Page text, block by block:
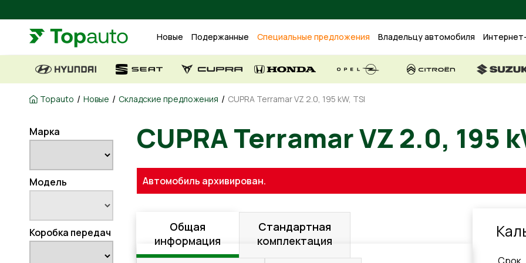
Новые Подержанные Специальные предложения Владельцу автомобиля
Topauto / Новые / Складские предложения / CUPRA Terramar VZ 2.0, 195 kW, TSI
Марка
Модель
Коробка передач
CUPRA Terramar VZ 2.0,
Автомобиль архивирован.
Общая
информация
Стандартная
комплектация